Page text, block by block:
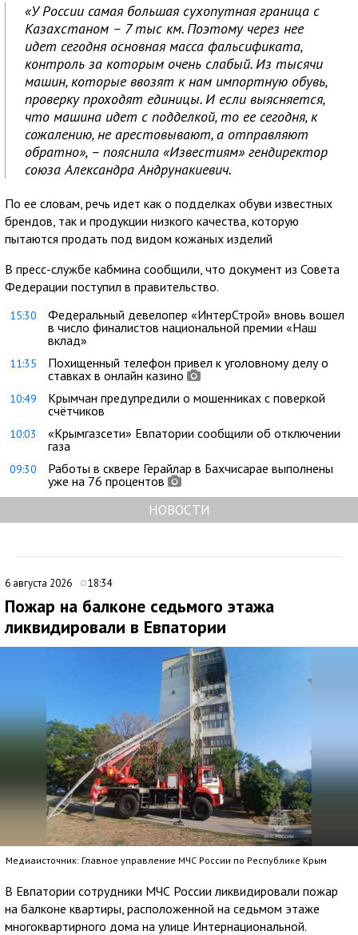
«У России самая большая сухопутная граница с
Казахстаном – 7 тыс км. Поэтому через нее
идет сегодня основная масса фальсификата,
контроль за которым очень слабый. Из тысячи
машин, которые ввозят к нам импортную обувь,
проверку проходят единицы. И если выясняется,
что машина идет с подделкой, то ее сегодня, к
сожалению, не арестовывают, а отправляют
обратно», – пояснила «Известиям» гендиректор
союза Александра Андрунакиевич.
По ее словам, речь идет как о подделках обуви известных
брендов, так и продукции низкого качества, которую
пытаются продать под видом кожаных изделий
В пресс-службе кабмина сообщили, что документ из Совета
Федерации поступил в правительство.
15:30
Федеральный девелопер «ИнтерСтрой» вновь вошел
в число финалистов национальной премии «Наш
вклад»
11:35
Похищенный телефон привел к уголовному делу о
ставках в онлайн казино
10:49
Крымчан предупредили о мошенниках с поверкой
счётчиков
10:03
«Крымгазсети» Евпатории сообщили об отключении
газа
09:30
Работы в сквере Герайлар в Бахчисарае выполнены
уже на 76 процентов
НОВОСТИ
6 августа 2026 18:34
Пожар на балконе седьмого этажа
ликвидировали в Евпатории
Медиаисточник: Главное управление МЧС России по Республике Крым
В Евпатории сотрудники МЧС России ликвидировали пожар
на балконе квартиры, расположенной на седьмом этаже
многоквартирного дома на улице Интернациональной.